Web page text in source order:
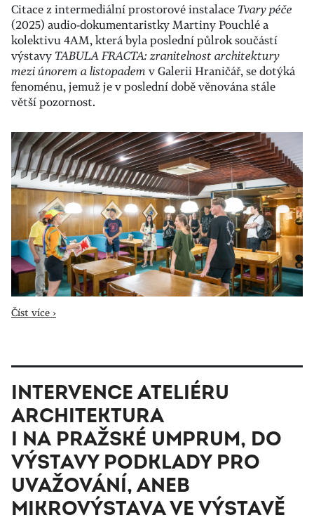
Citace z intermediální prostorové instalace Tvary péče
(2025) audio-dokumentaristky Martiny Pouchlé a
kolektivu 4AM, která byla poslední půlrok součástí
výstavy TABULA FRACTA: zranitelnost architektury
mezi únorem a listopadem v Galerii Hraničář, se dotýká
fenoménu, jemuž je v poslední době věnována stále
větší pozornost.
Číst více ›
INTERVENCE ATELIÉRU
ARCHITEKTURA
I NA PRAŽSKÉ UMPRUM, DO
VÝSTAVY PODKLADY PRO
UVAŽOVÁNÍ, ANEB
MIKROVÝSTAVA VE VÝSTAVĚ